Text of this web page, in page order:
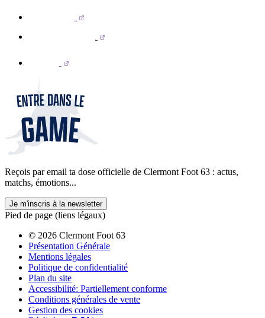
Reçois par email ta dose officielle de Clermont Foot 63 : actus,
matchs, émotions...
Je m'inscris à la newsletter
Pied de page (liens légaux)
© 2026 Clermont Foot 63
Présentation Générale
Mentions légales
Politique de confidentialité
Plan du site
Accessibilité: Partiellement conforme
Conditions générales de vente
Gestion des cookies